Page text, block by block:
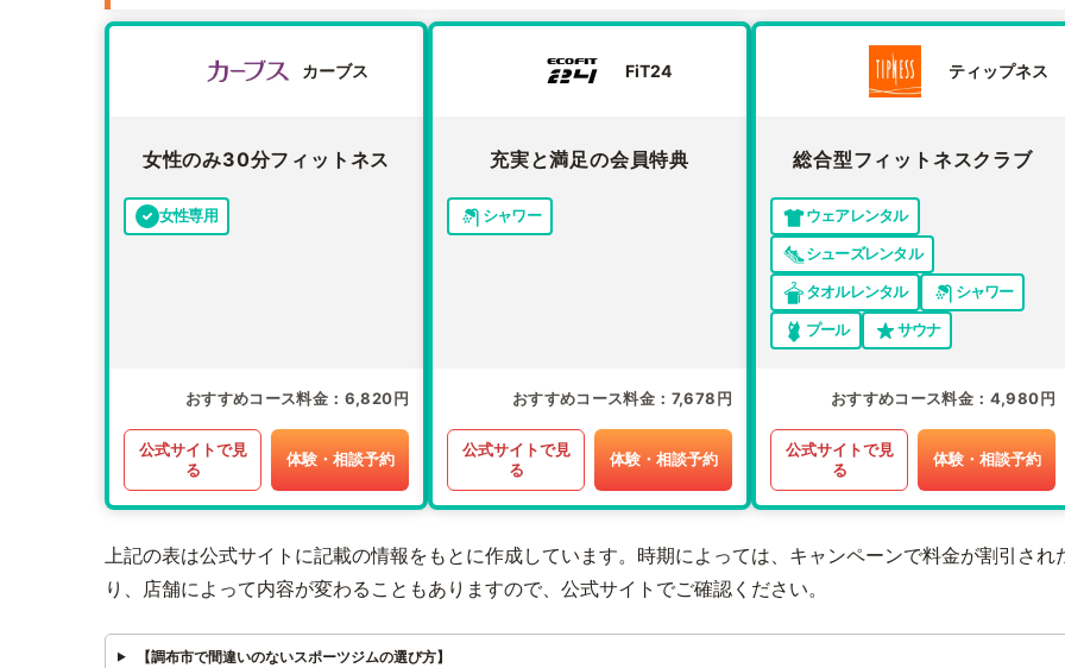
カーブス
女性のみ30分フィットネス
女性専用
おすすめコース料金 6,820円
公式サイトで見
る
体験・相談予約
FiT24
充実と満足の会員特典
シャワー
おすすめコース料金 7,678円
公式サイトで見
る
体験・相談予約
ティップネス
総合型フィットネスクラブ
ウェアレンタル
シューズレンタル
タオルレンタル
シャワー
プール
サウナ
おすすめコース料金 4,980円
公式サイトで見
る
体験・相談予約
上記の表は公式サイトに記載の情報をもとに作成しています。時期によっては、キャンペーンで料金が割引され
り、店舗によって内容が変わることもありますので、公式サイトでご確認ください。
【調布市で間違いのないスポーツジムの選び方】